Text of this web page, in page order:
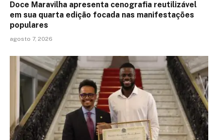
Doce Maravilha apresenta cenografia reutilizável
em sua quarta edição focada nas manifestações
populares
agosto 7, 2026